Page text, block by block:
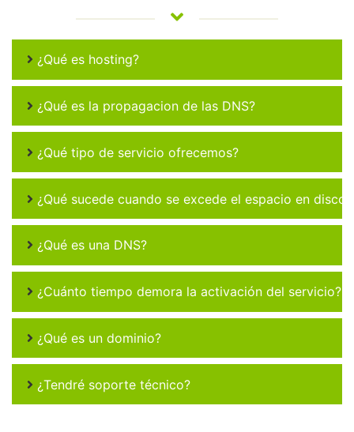
¿Qué es hosting?
¿Qué es la propagacion de las DNS?
¿Qué tipo de servicio ofrecemos?
¿Qué sucede cuando se excede el espacio en disco
¿Qué es una DNS?
¿Cuánto tiempo demora la activación del servicio?
¿Qué es un dominio?
¿Tendré soporte técnico?